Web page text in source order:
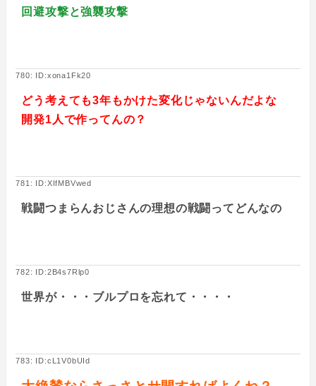
回避攻撃と強襲攻撃
780: ID:xona1Fk20
どう考えても3年もかけた変化じゃないんだよな
開発1人で作ってんの？
781: ID:XIfMBVwed
戦闘つまらんおじさんの理想の戦闘ってどんなの
782: ID:2B4s7Rlp0
世界が・・・ブルプロを忘れて・・・・
783: ID:cL1V0bUId